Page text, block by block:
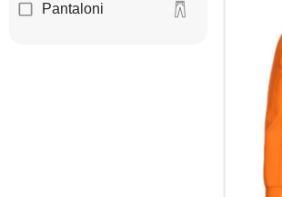
Pantaloni